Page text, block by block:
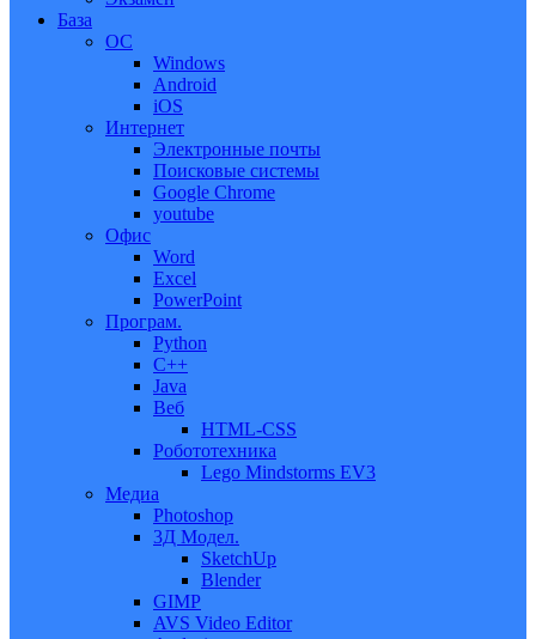
База
ОС
Windows
Android
iOS
Интернет
Электронные почты
Поисковые системы
Google Chrome
youtube
Офис
Word
Excel
PowerPoint
Програм.
Python
C++
Java
Веб
HTML-CSS
Робототехника
Lego Mindstorms EV3
Медиа
Photoshop
3Д Модел.
SketchUp
Blender
GIMP
AVS Video Editor